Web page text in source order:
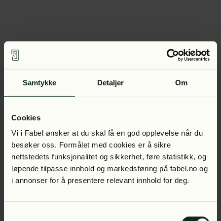
Samtykke Detaljer Om
Cookies
Vi i Fabel ønsker at du skal få en god opplevelse når du
besøker oss. Formålet med cookies er å sikre
nettstedets funksjonalitet og sikkerhet, føre statistikk, og
løpende tilpasse innhold og markedsføring på fabel.no og
i annonser for å presentere relevant innhold for deg.